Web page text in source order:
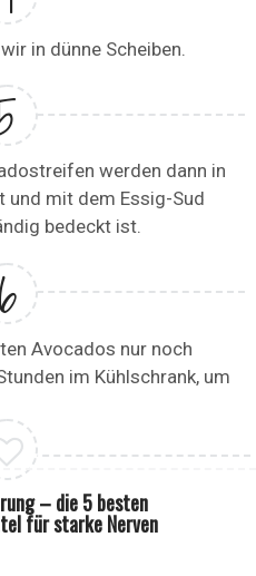
in dünne Scheiben.
werden dann in
und mit dem Essig-Sud
bedeckt ist.
Avocados nur noch
im Kühlschrank, um
– die 5 besten
für starke Nerven